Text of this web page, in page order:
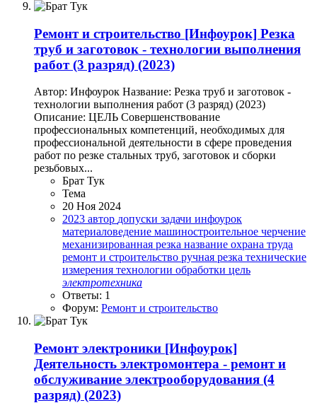
Ремонт и строительство [Инфоурок] Резка
труб и заготовок - технологии выполнения
работ (3 разряд) (2023)
Автор: Инфоурок Название: Резка труб и заготовок -
технологии выполнения работ (3 разряд) (2023)
Описание: ЦЕЛЬ Совершенствование
профессиональных компетенций, необходимых для
профессиональной деятельности в сфере проведения
работ по резке стальных труб, заготовок и сборки
резьбовых...
Брат Тук
Тема
20 Ноя 2024
2023 автор допуски задачи инфоурок
материаловедение машиностроительное черчение
механизированная резка название охрана труда
ремонт и строительство ручная резка технические
измерения технологии обработки цель
электротехника
Ответы: 1
Форум: Ремонт и строительство
Ремонт электроники [Инфоурок]
Деятельность электромонтера - ремонт и
обслуживание электрооборудования (4
разряд) (2023)